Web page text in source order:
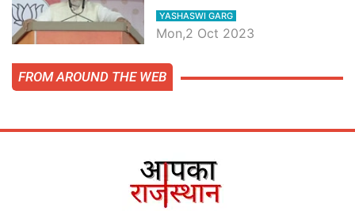
मोदी, जाने प्रधानमंत्री के भाषण की बड़ी
बातें, देखें वीडियो
YASHASWI GARG
Mon,2 Oct 2023
FROM AROUND THE WEB